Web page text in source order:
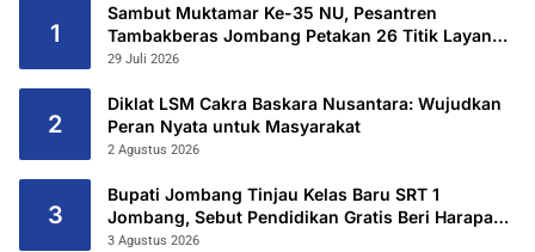
1
Sambut Muktamar Ke-35 NU, Pesantren
Tambakberas Jombang Petakan 26 Titik Layanan
Utama
29 Juli 2026
2
Diklat LSM Cakra Baskara Nusantara: Wujudkan
Peran Nyata untuk Masyarakat
2 Agustus 2026
3
Bupati Jombang Tinjau Kelas Baru SRT 1
Jombang, Sebut Pendidikan Gratis Beri Harapan
Baru
3 Agustus 2026